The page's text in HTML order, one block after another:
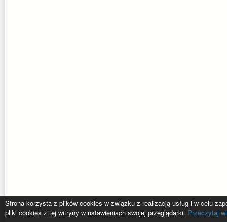
Strona korzysta z plików cookies w związku z realizacją usług i w celu
pliki cookies z tej witryny w ustawieniach swojej przeglądarki. Przeczytaj